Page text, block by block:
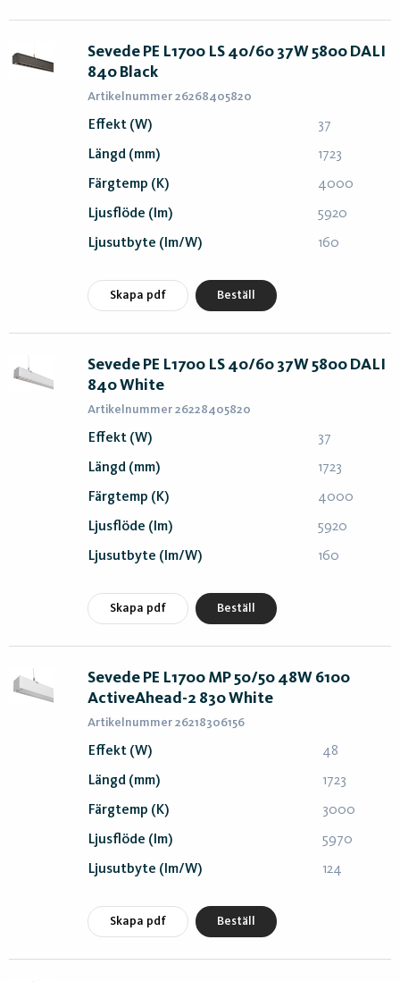
Sevede PE L1700 LS 40/60 37W 5800 DALI
840 Black
Artikelnummer 26268405820
Effekt (W) 37
Längd (mm) 1723
Färgtemp (K) 4000
Ljusflöde (lm) 5920
Ljusutbyte (lm/W) 160
Skapa pdf Beställ
Sevede PE L1700 LS 40/60 37W 5800 DALI
840 White
Artikelnummer 26228405820
Effekt (W) 37
Längd (mm) 1723
Färgtemp (K) 4000
Ljusflöde (lm) 5920
Ljusutbyte (lm/W) 160
Skapa pdf Beställ
Sevede PE L1700 MP 50/50 48W 6100
ActiveAhead-2 830 White
Artikelnummer 26218306156
Effekt (W) 48
Längd (mm) 1723
Färgtemp (K) 3000
Ljusflöde (lm) 5970
Ljusutbyte (lm/W) 124
Skapa pdf Beställ